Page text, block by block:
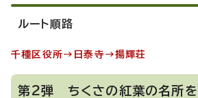
ルート順路
千種区役所→日泰寺→揚輝荘
第2弾 ちくさの紅葉の名所を